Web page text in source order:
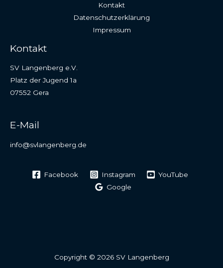
Kontakt
Datenschutzerklärung
Impressum
Kontakt
SV Langenberg e.V.
Platz der Jugend 1a
07552 Gera
E-Mail
info@svlangenberg.de
Facebook Instagram
YouTube
Google
Copyright © 2026 SV Langenberg